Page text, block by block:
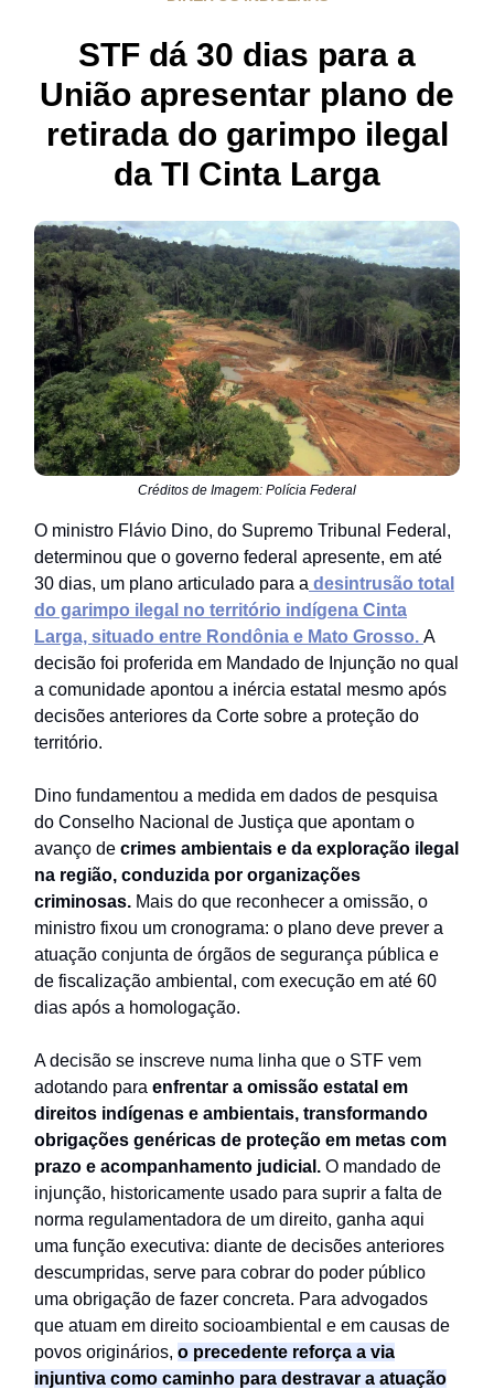
STF dá 30 dias para a
União apresentar plano de
retirada do garimpo ilegal
da TI Cinta Larga
Créditos de Imagem: Polícia Federal
O ministro Flávio Dino, do Supremo Tribunal Federal,
determinou que o governo federal apresente, em até
30 dias, um plano articulado para a desintrusão total
do garimpo ilegal no território indígena Cinta
Larga, situado entre Rondônia e Mato Grosso. A
decisão foi proferida em Mandado de Injunção no qual
a comunidade apontou a inércia estatal mesmo após
decisões anteriores da Corte sobre a proteção do
território.
Dino fundamentou a medida em dados de pesquisa
do Conselho Nacional de Justiça que apontam o
avanço de crimes ambientais e da exploração ilegal
na região, conduzida por organizações
criminosas. Mais do que reconhecer a omissão, o
ministro fixou um cronograma: o plano deve prever a
atuação conjunta de órgãos de segurança pública e
de fiscalização ambiental, com execução em até 60
dias após a homologação.
A decisão se inscreve numa linha que o STF vem
adotando para enfrentar a omissão estatal em
direitos indígenas e ambientais, transformando
obrigações genéricas de proteção em metas com
prazo e acompanhamento judicial. O mandado de
injunção, historicamente usado para suprir a falta de
norma regulamentadora de um direito, ganha aqui
uma função executiva: diante de decisões anteriores
descumpridas, serve para cobrar do poder público
uma obrigação de fazer concreta. Para advogados
que atuam em direito socioambiental e em causas de
povos originários, o precedente reforça a via
injuntiva como caminho para destravar a atuação